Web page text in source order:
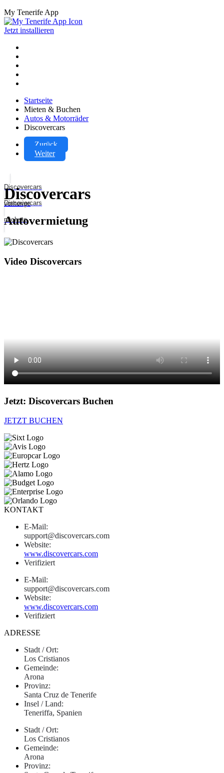
My Tenerife App
Jetzt installieren
Startseite
Mieten & Buchen
Autos & Motorräder
Discovercars
Zurück
Weiter
Discovercars
vorherige
Discovercars
nächste
Discovercars
Autovermietung
Video Discovercars
Jetzt: Discovercars Buchen
JETZT BUCHEN
KONTAKT
E-Mail:
support@discovercars.com
Website:
www.discovercars.com
Verifiziert
E-Mail:
support@discovercars.com
Website:
www.discovercars.com
Verifiziert
ADRESSE
Stadt / Ort:
Los Cristianos
Gemeinde:
Arona
Provinz:
Santa Cruz de Tenerife
Insel / Land:
Teneriffa, Spanien
Stadt / Ort:
Los Cristianos
Gemeinde:
Arona
Provinz: